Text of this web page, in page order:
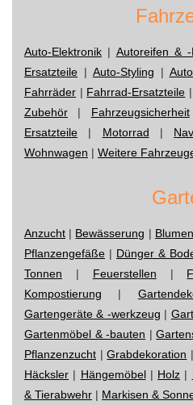
Auto-Elektronik | Autoreifen & -
Ersatzteile | Auto-Styling |
Fahrräder | Fahrrad-Ersatzteile |
Zubehör | Fahrzeugsicherheit
Ersatzteile | Motorrad |
Wohnwagen | Weitere
Anzucht | Bewässerung |
Pflanzengefäße | Dünger &
Tonnen | Feuerstellen |
Kompostierung |
Gartengeräte & -werkzeug |
Gartenmöbel & -bauten |
Pflanzenzucht |Grabdekoration |
Häcksler | Hängemöbel| Holz |
& Tierabwehr | Markisen &